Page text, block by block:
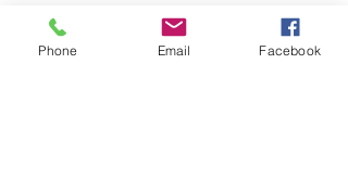
Phone Email Facebook